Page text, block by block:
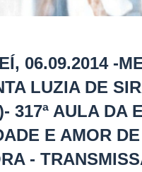
06.09.2014 -
LUZIA DE
317ª AULA DA
E AMOR
-